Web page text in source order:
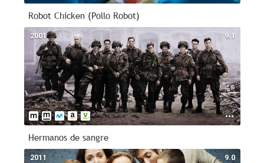
Robot Chicken (Pollo Robot)
9.1
2001
Hermanos de sangre
9.0
2011